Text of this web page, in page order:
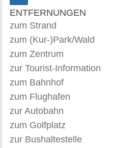
ENTFERNUNGEN
zum Strand
zum (Kur-)Park/Wald
zum Zentrum
zur Tourist-Information
zum Bahnhof
zum Flughafen
zur Autobahn
zum Golfplatz
zur Bushaltestelle